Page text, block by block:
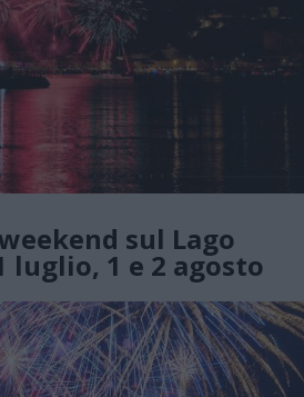
sul Lago
luglio, 1 e 2 agosto